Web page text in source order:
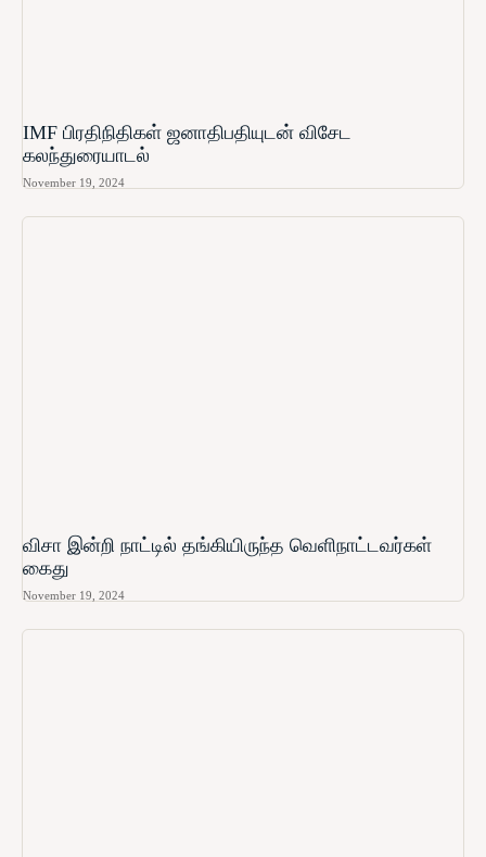
IMF பிரதிநிதிகள் ஜனாதிபதியுடன் விசேட
கலந்துரையாடல்
November 19, 2024
விசா இன்றி நாட்டில் தங்கியிருந்த வெளிநாட்டவர்கள்
கைது
November 19, 2024